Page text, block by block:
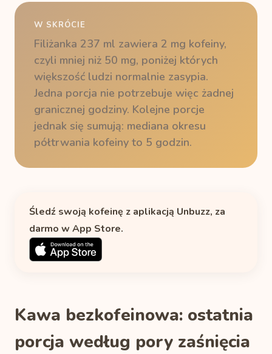
W SKRÓCIE
Filiżanka 237 ml zawiera 2 mg kofeiny,
czyli mniej niż 50 mg, poniżej których
większość ludzi normalnie zasypia.
Jedna porcja nie potrzebuje więc żadnej
granicznej godziny. Kolejne porcje
jednak się sumują: mediana okresu
półtrwania kofeiny to 5 godzin.
Śledź swoją kofeinę z aplikacją Unbuzz, za
darmo w App Store.
Kawa bezkofeinowa: ostatnia
porcja według pory zaśnięcia